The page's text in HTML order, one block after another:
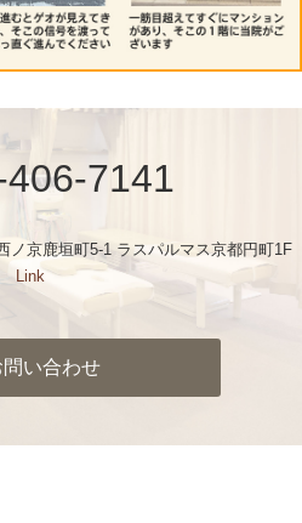
7141
ノ京鹿垣町5-1 ラスパルマス京都円町1F
Link
問い合わせ